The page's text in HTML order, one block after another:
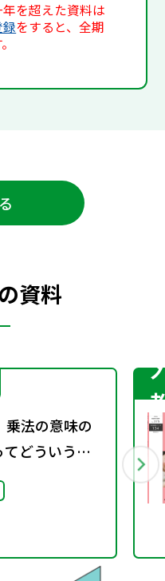
を超えた資料は
をすると、全期
資料
乗法の意味の